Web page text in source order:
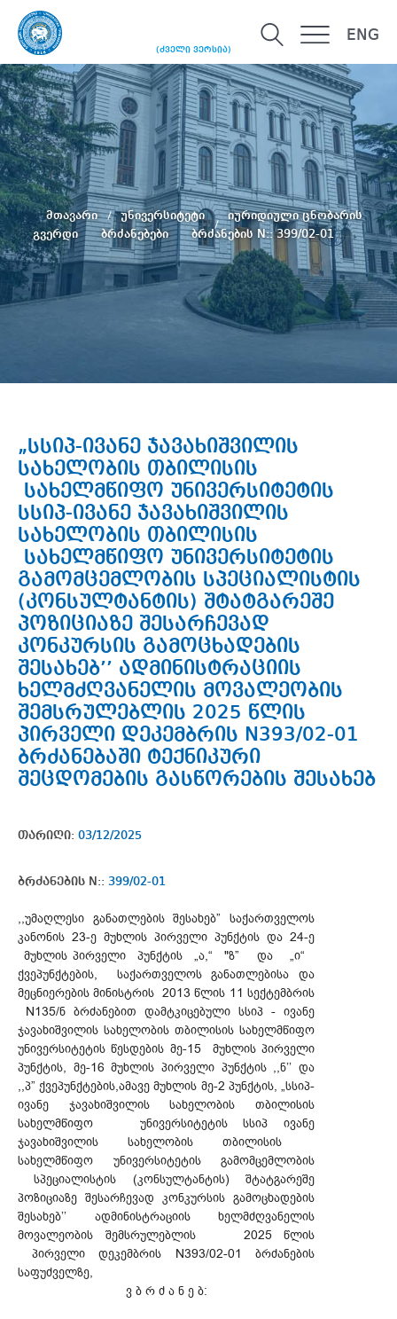
(ძველი ვერსია)
ENG
მთავარი უნივერსიტეტი
იურიდიული ცნობარის
გვერდი
ბრძანებები ბრძანების N:: 399/02-01
„სსიპ-ივანე ჯავახიშვილის
სახელობის თბილისის
სახელმწიფო უნივერსიტეტის
სსიპ-ივანე ჯავახიშვილის
სახელობის თბილისის
სახელმწიფო უნივერსიტეტის
გამომცემლობის სპეციალისტის
(კონსულტანტის) შტატგარეშე
პოზიციაზე შესარჩევად
კონკურსის გამოცხადების
შესახებ’’ ადმინისტრაციის
ხელმძღვანელის მოვალეობის
შემსრულებლის 2025 წლის
პირველი დეკემბრის N393/02-01
ბრძანებაში ტექნიკური
შეცდომების გასწორების შესახებ
თარიღი: 03/12/2025
ბრძანების N:: 399/02-01
,,უმაღლესი განათლების შესახებ” საქართველოს
კანონის 23-ე მუხლის პირველი პუნქტის და 24-ე
მუხლის პირველი პუნქტის „ა,“ "ზ” და „ი“
ქვეპუნქტების, საქართველოს განათლებისა და
მეცნიერების მინისტრის 2013 წლის 11 სექტემბრის
N135/ნ ბრძანებით დამტკიცებული სსიპ - ივანე
ჯავახიშვილის სახელობის თბილისის სახელმწიფო
უნივერსიტეტის წესდების მე-15 მუხლის პირველი
პუნქტის, მე-16 მუხლის პირველი პუნქტის ,,ნ’’ და
,,პ” ქვეპუნქტების,ამავე მუხლის მე-2 პუნქტის, „სსიპ-
ივანე ჯავახიშვილის სახელობის თბილისის
სახელმწიფო უნივერსიტეტის სსიპ ივანე
ჯავახიშვილის სახელობის თბილისის
სახელმწიფო უნივერსიტეტის გამომცემლობის
სპეციალისტის (კონსულტანტის) შტატგარეშე
პოზიციაზე შესარჩევად კონკურსის გამოცხადების
შესახებ’’ ადმინისტრაციის ხელმძღვანელის
მოვალეობის შემსრულებლის 2025 წლის
პირველი დეკემბრის N393/02-01 ბრძანების
საფუძველზე,
ვ ბ რ ძ ა ნ ე ბ: